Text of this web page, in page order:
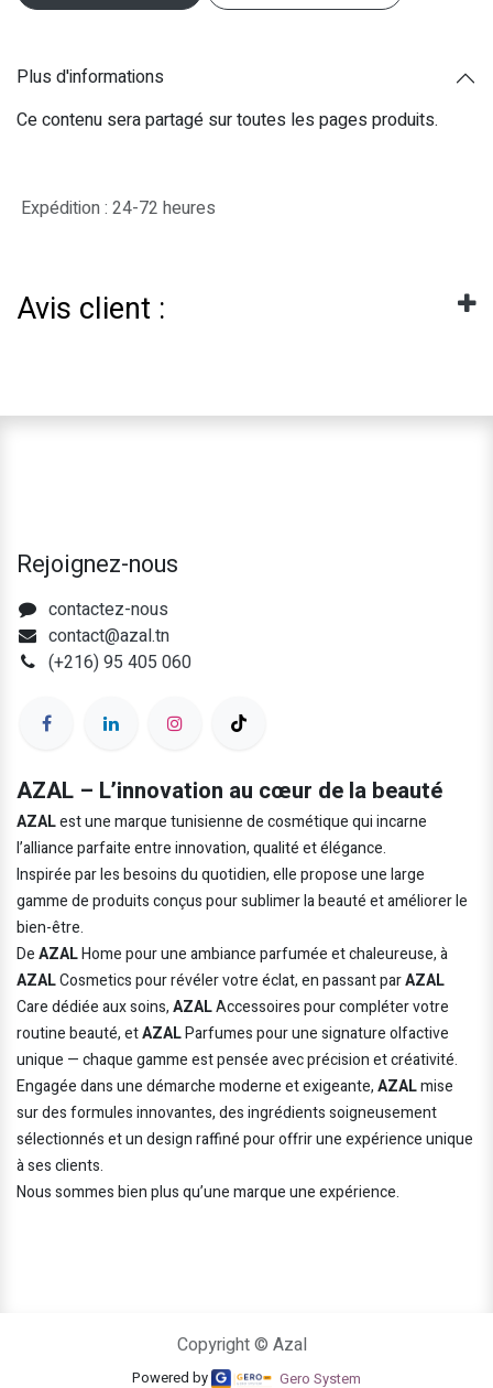
Plus d'informations
Ce contenu sera partagé sur toutes les pages produits.
Expédition : 24-72 heures
Avis client :
Rejoignez-nous
contactez-nous
contact@azal.tn
(+216) 95 405 060
AZAL – L’innovation au cœur de la beauté
AZALest une marque tunisienne de cosmétique qui incarne
l’alliance parfaite entre innovation, qualité et élégance.
Inspirée par les besoins du quotidien, elle propose une large
gamme de produits conçus pour sublimer la beauté et améliorer le
bien-être.
DeAZALHome pour une ambiance parfumée et chaleureuse, à
AZALCosmetics pour révéler votre éclat, en passant parAZAL
Care dédiée aux soins,AZALAccessoires pour compléter votre
routine beauté, etAZALParfumes pour une signature olfactive
unique — chaque gamme est pensée avec précision et créativité.
Engagée dans une démarche moderne et exigeante,AZALmise
sur des formules innovantes, des ingrédients soigneusement
sélectionnés et un design raffiné pour offrir une expérience unique
à ses clients.
Nous sommes bien plus qu’une marque une expérience.
Copyright © Azal
Powered by Gero System